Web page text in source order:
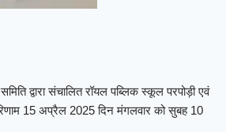
द्वारा संचालित रॉयल पब्लिक स्कूल परपोड़ी एवं
परिणाम 15 अप्रैल 2025 दिन मंगलवार को सुबह 10